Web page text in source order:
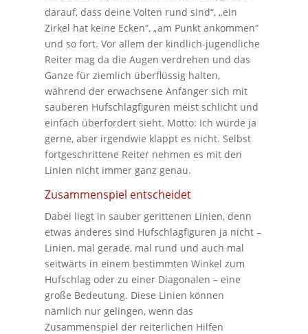
darauf, dass deine Volten rund sind“, „ein
Zirkel hat keine Ecken“, „am Punkt ankommen“
und so fort. Vor allem der kindlich-jugendliche
Reiter mag da die Augen verdrehen und das
Ganze für ziemlich überflüssig halten,
während der erwachsene Anfänger sich mit
sauberen Hufschlagfiguren meist schlicht und
einfach überfordert sieht. Motto: Ich würde ja
gerne, aber irgendwie klappt es nicht. Selbst
fortgeschrittene Reiter nehmen es mit den
Linien nicht immer ganz genau.
Zusammenspiel entscheidet
Dabei liegt in sauber gerittenen Linien, denn
etwas anderes sind Hufschlagfiguren ja nicht –
Linien, mal gerade, mal rund und auch mal
seitwärts in einem bestimmten Winkel zum
Hufschlag oder zu einer Diagonalen – eine
große Bedeutung. Diese Linien können
nämlich nur gelingen, wenn das
Zusammenspiel der reiterlichen Hilfen